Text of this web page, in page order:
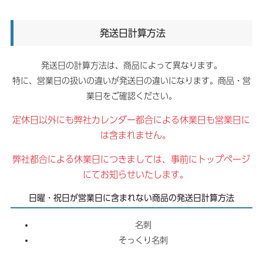
発送日計算方法
発送日の計算方法は、商品によって異なります。
特に、営業日の扱いの違いが発送日の違いになります。商品・営
業日をご確認ください。
定休日以外にも弊社カレンダー都合による休業日も営業日に
は含まれません。
弊社都合による休業日につきましては、事前にトップページ
にてお知らせいたします。
日曜・祝日が営業日に含まれない商品の発送日計算方法
名刺
そっくり名刺